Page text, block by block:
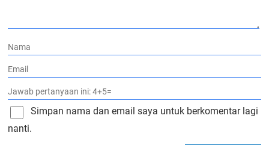
Simpan nama dan email saya untuk berkomentar lagi
nanti.